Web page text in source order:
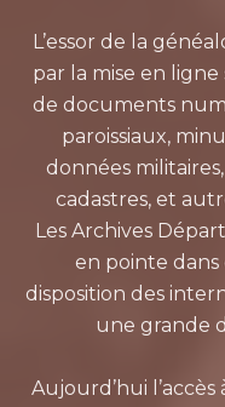
L’essor de la
par la mise en
de documents
paroissiaux,
données
cadastres, et
Les Archives
en pointe
disposition des
une grande
Aujourd’hui